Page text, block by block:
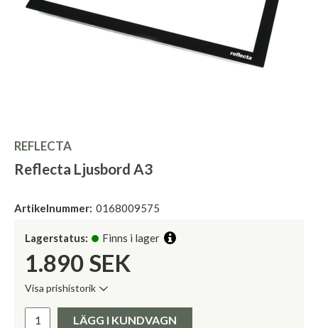
REFLECTA
Reflecta Ljusbord A3
Artikelnummer: 0168009575
Lagerstatus: Finns i lager
1.890 SEK
Visa prishistorik
Pris:
LÄGG I KUNDVAGN